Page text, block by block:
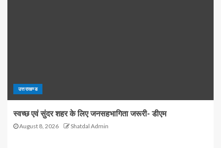
उत्तराखण्ड
स्वच्छ एवं सुंदर शहर के लिए जनसहभागिता जरूरी- डीएम
August 8, 2026 Shatdal Admin